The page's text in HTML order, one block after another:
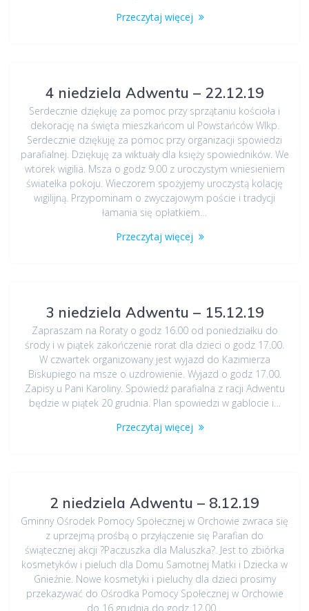
Przeczytaj więcej
4 niedziela Adwentu – 22.12.19
Serdecznie dziękuję za pomoc przy sprzątaniu kościoła i
dekorację na święta mieszkańcom ul Powstańców Wlkp.
Serdecznie dziękuję za pomoc przy organizacji spowiedzi
parafialnej. Dziękuję za wiktuały dla księży spowiedników. We
wtorek wigilia. Msza o godz 9.00 z uroczystym wniesieniem
światełka pokoju. Wieczorem spożyjemy uroczystą kolację
wigilijną. Przypominam o zwyczajowym poście i tradycji
łamania się opłatkiem…
Przeczytaj więcej
3 niedziela Adwentu – 15.12.19
Zapraszam na Roraty o godz 16.00 od poniedziałku do
środy i w piątek zakończenie rorat dla dzieci o godz 17.00.
W czwartek organizowany jest wyjazd do Kazimierza
Biskupiego na msze o uzdrowienie. Wyjazd o godz 17.00.
Zapisy u Pani Karoliny. Spowiedź parafialna z racji Adwentu
będzie w piątek 20 grudnia. Plan spowiedzi w gablocie i…
Przeczytaj więcej
2 niedziela Adwentu – 8.12.19
Gminny Ośrodek Pomocy Społecznej w Orchowie zwraca się
z uprzejmą prośbą o przyłączenie się Parafian do
świątecznej akcji ?Paczuszka dla Maluszka?. Jest to zbiórka
kosmetyków i pieluch dla Domu Samotnej Matki i Dziecka w
Gnieźnie. Nowe kosmetyki i pieluchy dla dzieci prosimy
przekazywać do Ośrodka Pomocy Społecznej w Orchowie
do 16 grudnia do godz 12.00…